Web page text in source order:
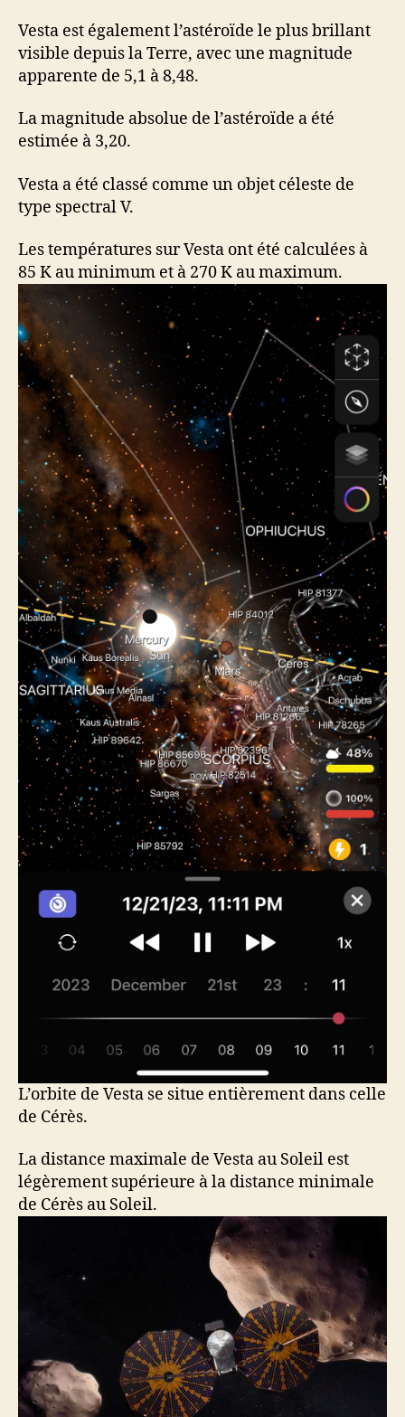
Vesta est également l’astéroïde le plus brillant
visible depuis la Terre, avec une magnitude
apparente de 5,1 à 8,48.
La magnitude absolue de l’astéroïde a été
estimée à 3,20.
Vesta a été classé comme un objet céleste de
type spectral V.
Les températures sur Vesta ont été calculées à
85 K au minimum et à 270 K au maximum.
L’orbite de Vesta se situe entièrement dans celle
de Cérès.
La distance maximale de Vesta au Soleil est
légèrement supérieure à la distance minimale
de Cérès au Soleil.